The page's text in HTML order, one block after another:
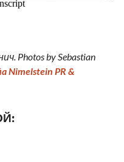
Photos by Sebastian
Nimelstein PR &